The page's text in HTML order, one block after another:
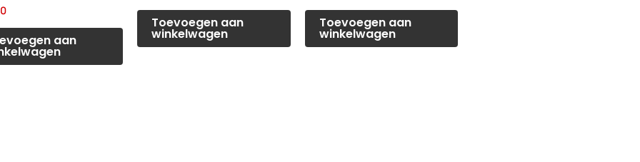
aan
Toevoegen aan
winkelwagen
Toevoegen aan
winkelwagen